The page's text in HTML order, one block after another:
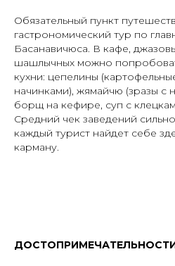
Обязательный пункт
гастрономический тур по
Басанавичюса. В кафе,
шашлычных можно
кухни: цепелины
начинками), жямайчю (зразы с
борщ на кефире, суп с
Средний чек заведений
каждый турист найдет себе
карману.